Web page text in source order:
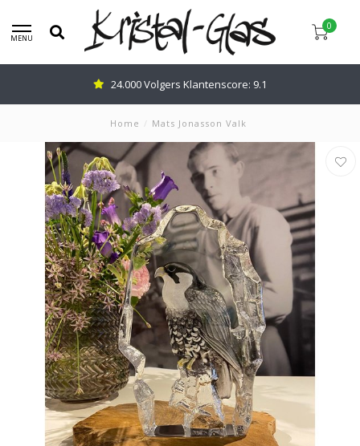
MENU
0
24.000 Volgers Klantenscore: 9.1
Home / Mats Jonasson Valk